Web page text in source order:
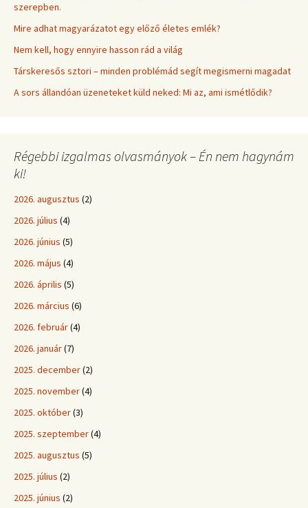
szerepben.
Mire adhat magyarázatot egy előző életes emlék?
Nem kell, hogy ennyire hasson rád a világ
Társkeresős sztori – minden problémád segít megismerni magadat
A sors állandóan üzeneteket küld neked: Mi az, ami ismétlődik?
Régebbi izgalmas olvasmányok – Én nem hagynám
ki!
2026. augusztus (2)
2026. július (4)
2026. június (5)
2026. május (4)
2026. április (5)
2026. március (6)
2026. február(4)
2026. január(7)
2025. december(2)
2025. november(4)
2025. október(3)
2025. szeptember(4)
2025. augusztus (5)
2025. július (2)
2025. június (2)